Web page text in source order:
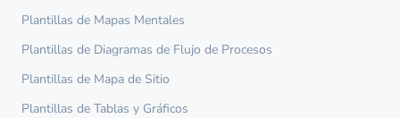
Plantillas de Mapas Mentales
Plantillas de Diagramas de Flujo de Procesos
Plantillas de Mapa de Sitio
Plantillas de Tablas y Gráficos